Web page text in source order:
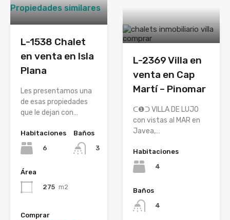
Propiedades similares
L-1538 Chalet
en venta en Isla
Plana
Les presentamos una
de esas propiedades
que le dejan con…
Habitaciones
6
Baños
3
Área
275 m2
Comprar
L-2369 Villa en
venta en Cap
Martí – Pinomar
ᑕ❶ᑐ VILLA DE LUJO
con vistas al MAR en
Javea,…
Habitaciones
4
Baños
4